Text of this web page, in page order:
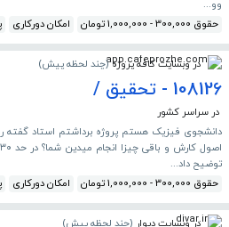
وو...
حقوق 300,000 - 1,000,000 تومان
امکان دورکاری
در وبسایت کافه پروژه (چند لحظه پیش)
108126 - تحقیق /
در سراسر کشور
دانشجوی فیزیک هستم پروژه برداشتم استاد گفته
توضیح داد...
حقوق 300,000 - 1,000,000 تومان
امکان دورکاری
در وبسایت دیوار (چند لحظه پیش)